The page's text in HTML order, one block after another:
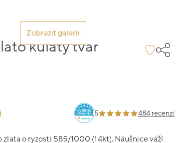
Zobrazit galerii
kulatý tvar
5 484 recenzí
o ryzosti 585/1000 (14kt). Náušnice váží